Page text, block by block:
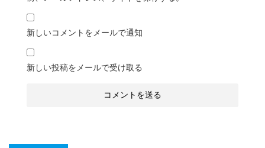
新しいコメントをメールで通知
新しい投稿をメールで受け取る